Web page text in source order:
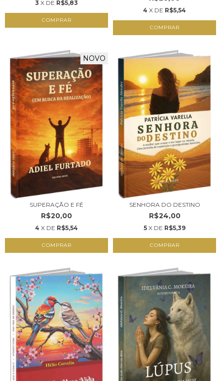
3 X DE R$5,83
COMPRAR
4 X DE R$5,54
COMPRAR
NOVO
SUPERAÇÃO E FÉ
R$20,00
4 X DE R$5,54
COMPRAR
SENHORA DO DESTINO
R$24,00
5 X DE R$5,39
COMPRAR